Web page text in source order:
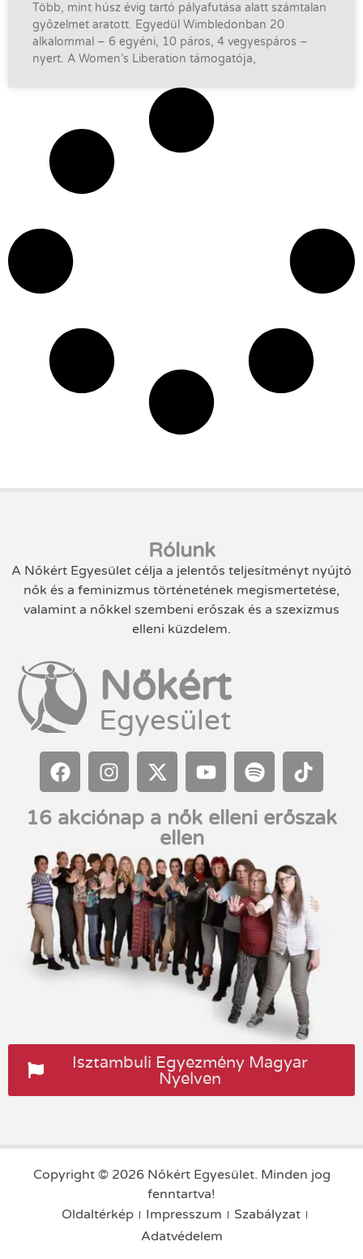
Több, mint húsz évig tartó pályafutása alatt számtalan
győzelmet aratott. Egyedül Wimbledonban 20
alkalommal – 6 egyéni, 10 páros, 4 vegyespáros –
nyert. A Women’s Liberation támogatója,
Rólunk
A Nőkért Egyesület célja a jelentős teljesítményt nyújtó
nők és a feminizmus történetének megismertetése,
valamint a nőkkel szembeni erőszak és a szexizmus
elleni küzdelem.
Nőkért
Egyesület
16 akciónap a nők elleni erőszak
ellen
Isztambuli Egyezmény Magyar
Nyelven
Copyright © 2026 Nőkért Egyesület. Minden jog
fenntartva!
Oldaltérkép
Impresszum
Szabályzat
Adatvédelem